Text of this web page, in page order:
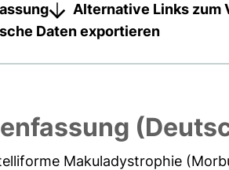
Alternative Links zum
Daten exportieren
Makuladystrophie